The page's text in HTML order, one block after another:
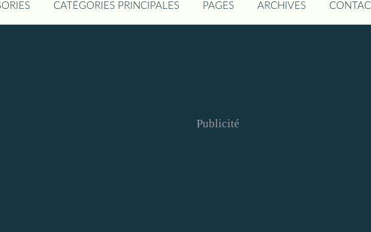
CATÉGORIES PRINCIPALES PAGES ARCHIVES
Publicité